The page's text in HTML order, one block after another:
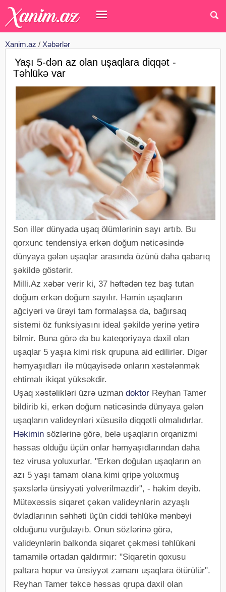
Xanim.az / Xəbərlər
Yaşı 5-dən az olan uşaqlara diqqət -
Təhlükə var
Son illər dünyada uşaq ölümlərinin sayı artıb. Bu
qorxunc tendensiya erkən doğum nəticəsində
dünyaya gələn uşaqlar arasında özünü daha qabarıq
şəkildə göstərir.
Milli.Az xəbər verir ki, 37 həftədən tez baş tutan
doğum erkən doğum sayılır. Həmin uşaqların
ağciyəri və ürəyi tam formalaşsa da, bağırsaq
sistemi öz funksiyasını ideal şəkildə yerinə yetirə
bilmir. Buna görə də bu kateqoriyaya daxil olan
uşaqlar 5 yaşıa kimi risk qrupuna aid edilirlər. Digər
həmyaşıdları ilə müqayisədə onların xəstələnmək
ehtimalı ikiqat yüksəkdir.
Uşaq xəstəlikləri üzrə uzman doktor Reyhan Tamer
bildirib ki, erkən doğum nəticəsində dünyaya gələn
uşaqların valideynləri xüsusilə diqqətli olmalıdırlar.
Həkimin sözlərinə görə, belə uşaqların orqanizmi
həssas olduğu üçün onlar həmyaşıdlarından daha
tez virusa yoluxurlar. "Erkən doğulan uşaqların ən
azı 5 yaşı tamam olana kimi qripə yoluxmuş
şəxslərlə ünsiyyəti yolverilməzdir", - həkim deyib.
Mütəxəssis siqaret çəkən valideynlərin azyaşlı
övladlarının səhhəti üçün ciddi təhlükə mənbəyi
olduğunu vurğulayıb. Onun sözlərinə görə,
valideynlərin balkonda siqaret çəkməsi təhlükəni
tamamilə ortadan qaldırmır: "Siqaretin qoxusu
paltara hopur və ünsiyyət zamanı uşaqlara ötürülür".
Reyhan Tamer təkcə həssas qrupa daxil olan